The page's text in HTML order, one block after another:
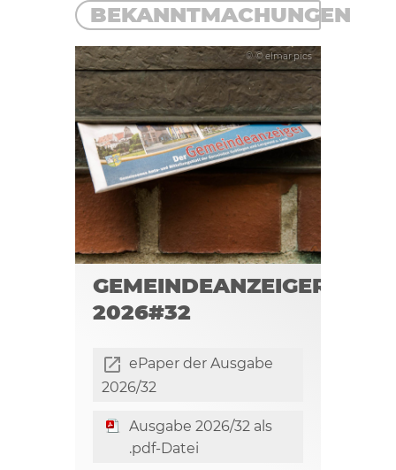
BEKANNTMACHUNGEN
© © elmar.pics
GEMEINDEANZEIGER
2026#32
ePaper der Ausgabe
2026/32
Ausgabe 2026/32 als
.pdf-Datei